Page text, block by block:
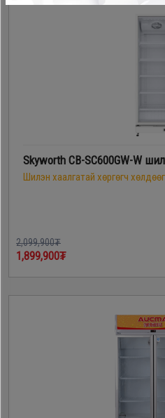
Skyworth CB-SC600GW-W
Шилэн хаалгатай хөргөгч
2,099,900₮
1,899,900₮